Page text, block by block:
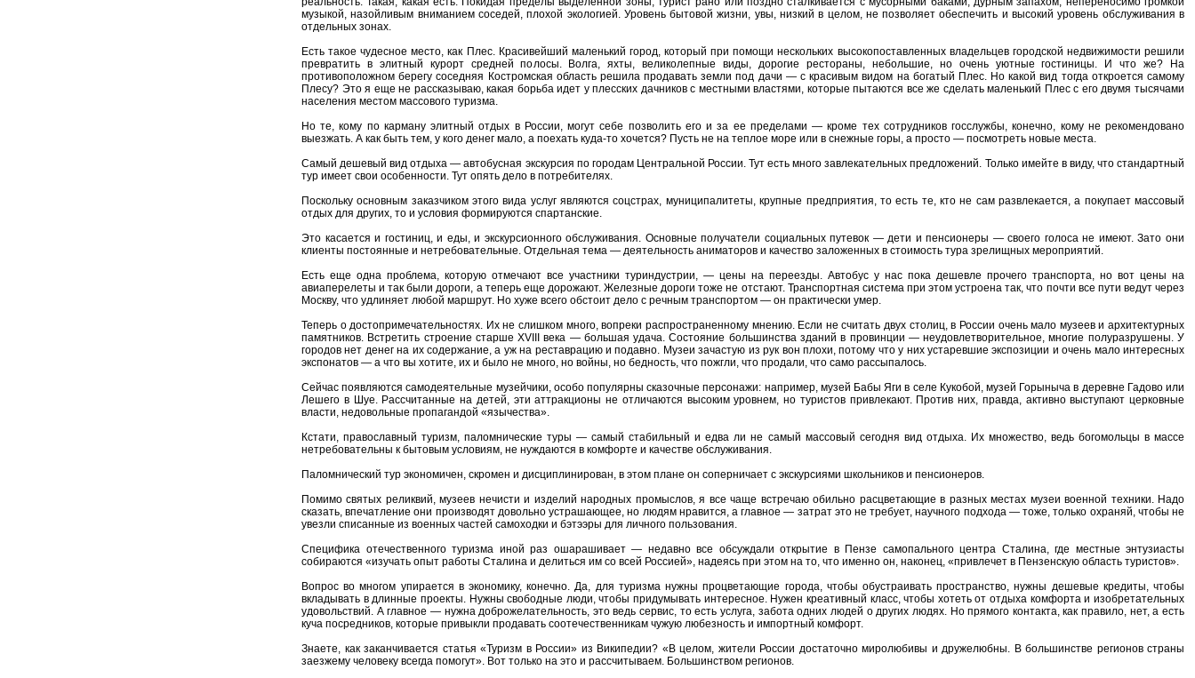
музыкой, назойливым вниманием соседей, плохой экологией. Уровень бытовой жизни, увы, низкий в целом, не позволяет обеспечить и высокий уровень обслуживания в
отдельных зонах.
Есть такое чудесное место, как Плес. Красивейший маленький город, который при помощи нескольких высокопоставленных владельцев городской недвижимости решили
превратить в элитный курорт средней полосы. Волга, яхты, великолепные виды, дорогие рестораны, небольшие, но очень уютные гостиницы. И что же? На
противоположном берегу соседняя Костромская область решила продавать земли под дачи — с красивым видом на богатый Плес. Но какой вид тогда откроется самому
Плесу? Это я еще не рассказываю, какая борьба идет у плесских дачников с местными властями, которые пытаются все же сделать маленький Плес с его двумя тысячами
населения местом массового туризма.
Но те, кому по карману элитный отдых в России, могут себе позволить его и за ее пределами — кроме тех сотрудников госслужбы, конечно, кому не рекомендовано
выезжать. А как быть тем, у кого денег мало, а поехать куда-то хочется? Пусть не на теплое море или в снежные горы, а просто — посмотреть новые места.
Самый дешевый вид отдыха — автобусная экскурсия по городам Центральной России. Тут есть много завлекательных предложений. Только имейте в виду, что стандартный
тур имеет свои особенности. Тут опять дело в потребителях.
Поскольку основным заказчиком этого вида услуг являются соцстрах, муниципалитеты, крупные предприятия, то есть те, кто не сам развлекается, а покупает массовый
отдых для других, то и условия формируются спартанские.
Это касается и гостиниц, и еды, и экскурсионного обслуживания. Основные получатели социальных путевок — дети и пенсионеры — своего голоса не имеют. Зато они
клиенты постоянные и нетребовательные. Отдельная тема — деятельность аниматоров и качество заложенных в стоимость тура зрелищных мероприятий.
Есть еще одна проблема, которую отмечают все участники туриндустрии, — цены на переезды. Автобус у нас пока дешевле прочего транспорта, но вот цены на
авиаперелеты и так были дороги, а теперь еще дорожают. Железные дороги тоже не отстают. Транспортная система при этом устроена так, что почти все пути ведут через
Москву, что удлиняет любой маршрут. Но хуже всего обстоит дело с речным транспортом — он практически умер.
Теперь о достопримечательностях. Их не слишком много, вопреки распространенному мнению. Если не считать двух столиц, в России очень мало музеев и архитектурных
памятников. Встретить строение старше XVIII века — большая удача. Состояние большинства зданий в провинции — неудовлетворительное, многие полуразрушены. У
городов нет денег на их содержание, а уж на реставрацию и подавно. Музеи зачастую из рук вон плохи, потому что у них устаревшие экспозиции и очень мало интересных
экспонатов — а что вы хотите, их и было не много, но войны, но бедность, что пожгли, что продали, что само рассыпалось.
Сейчас появляются самодеятельные музейчики, особо популярны сказочные персонажи: например, музей Бабы Яги в селе Кукобой, музей Горыныча в деревне Гадово или
Лешего в Шуе. Рассчитанные на детей, эти аттракционы не отличаются высоким уровнем, но туристов привлекают. Против них, правда, активно выступают церковные
власти, недовольные пропагандой «язычества».
Кстати, православный туризм, паломнические туры — самый стабильный и едва ли не самый массовый сегодня вид отдыха. Их множество, ведь богомольцы в массе
нетребовательны к бытовым условиям, не нуждаются в комфорте и качестве обслуживания.
Паломнический тур экономичен, скромен и дисциплинирован, в этом плане он соперничает с экскурсиями школьников и пенсионеров.
Помимо святых реликвий, музеев нечисти и изделий народных промыслов, я все чаще встречаю обильно расцветающие в разных местах музеи военной техники. Надо
сказать, впечатление они производят довольно устрашающее, но людям нравится, а главное — затрат это не требует, научного подхода — тоже, только охраняй, чтобы не
увезли списанные из военных частей самоходки и бэтээры для личного пользования.
Специфика отечественного туризма иной раз ошарашивает — недавно все обсуждали открытие в Пензе самопального центра Сталина, где местные энтузиасты
собираются «изучать опыт работы Сталина и делиться им со всей Россией», надеясь при этом на то, что именно он, наконец, «привлечет в Пензенскую область туристов».
Вопрос во многом упирается в экономику, конечно. Да, для туризма нужны процветающие города, чтобы обустраивать пространство, нужны дешевые кредиты, чтобы
вкладывать в длинные проекты. Нужны свободные люди, чтобы придумывать интересное. Нужен креативный класс, чтобы хотеть от отдыха комфорта и изобретательных
удовольствий. А главное — нужна доброжелательность, это ведь сервис, то есть услуга, забота одних людей о других людях. Но прямого контакта, как правило, нет, а есть
куча посредников, которые привыкли продавать соотечественникам чужую любезность и импортный комфорт.
Знаете, как заканчивается статья «Туризм в России» из Википедии? «В целом, жители России достаточно миролюбивы и дружелюбны. В большинстве регионов страны
заезжему человеку всегда помогут». Вот только на это и рассчитываем. Большинством регионов.